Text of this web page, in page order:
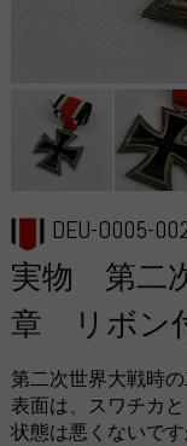
DEU-O005-
実物 第二
章 リボン
第二次世界大戦時の
表面は、スワチカと
状態は悪くないで